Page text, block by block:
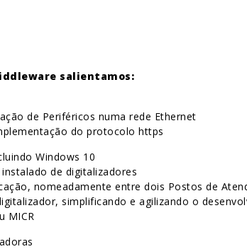
salientamos:
de Periféricos numa rede Ethernet
do protocolo https
Windows 10
de digitalizadores
nomeadamente entre dois Postos de
simplificando e agilizando o
MICR